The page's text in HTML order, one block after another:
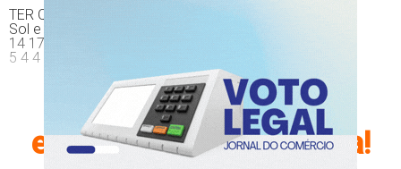
TER QUA QUI SEX SAB
Sol e nuvens Sol Sol Sol e chuva Chuva
14 17 18 15 15
5 4 4 10 10
Continue sua leitura,
escolha seu plano agora!